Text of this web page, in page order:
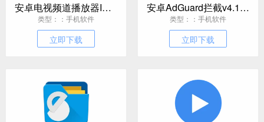
安卓电视频道播放器IPTV Pro v9.1.22
类型：：手机软件
立即下载
安卓AdGuard拦截v4.14.0 Nightly 40
类型：：手机软件
立即下载